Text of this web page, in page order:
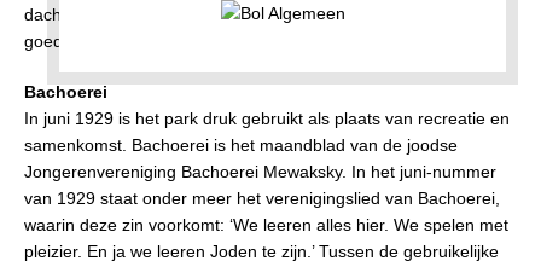
dacht was het tijd om den optocht saam te stellen. Het was een
goede inzet van onzen Meidag, daar aan den overkant.’
Bachoerei
In juni 1929 is het park druk gebruikt als plaats van recreatie en
samenkomst. Bachoerei is het maandblad van de joodse
Jongerenvereniging Bachoerei Mewaksky. In het juni-nummer
van 1929 staat onder meer het verenigingslied van Bachoerei,
waarin deze zin voorkomt: ‘We leeren alles hier. We spelen met
pleizier. En ja we leeren Joden te zijn.’ Tussen de gebruikelijke